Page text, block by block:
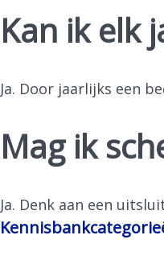
Kan ik elk
Ja. Door jaarlijks een
Mag ik
Ja. Denk aan een